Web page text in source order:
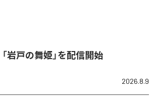
岩戸の舞姫」を配信開始
2026.8.9